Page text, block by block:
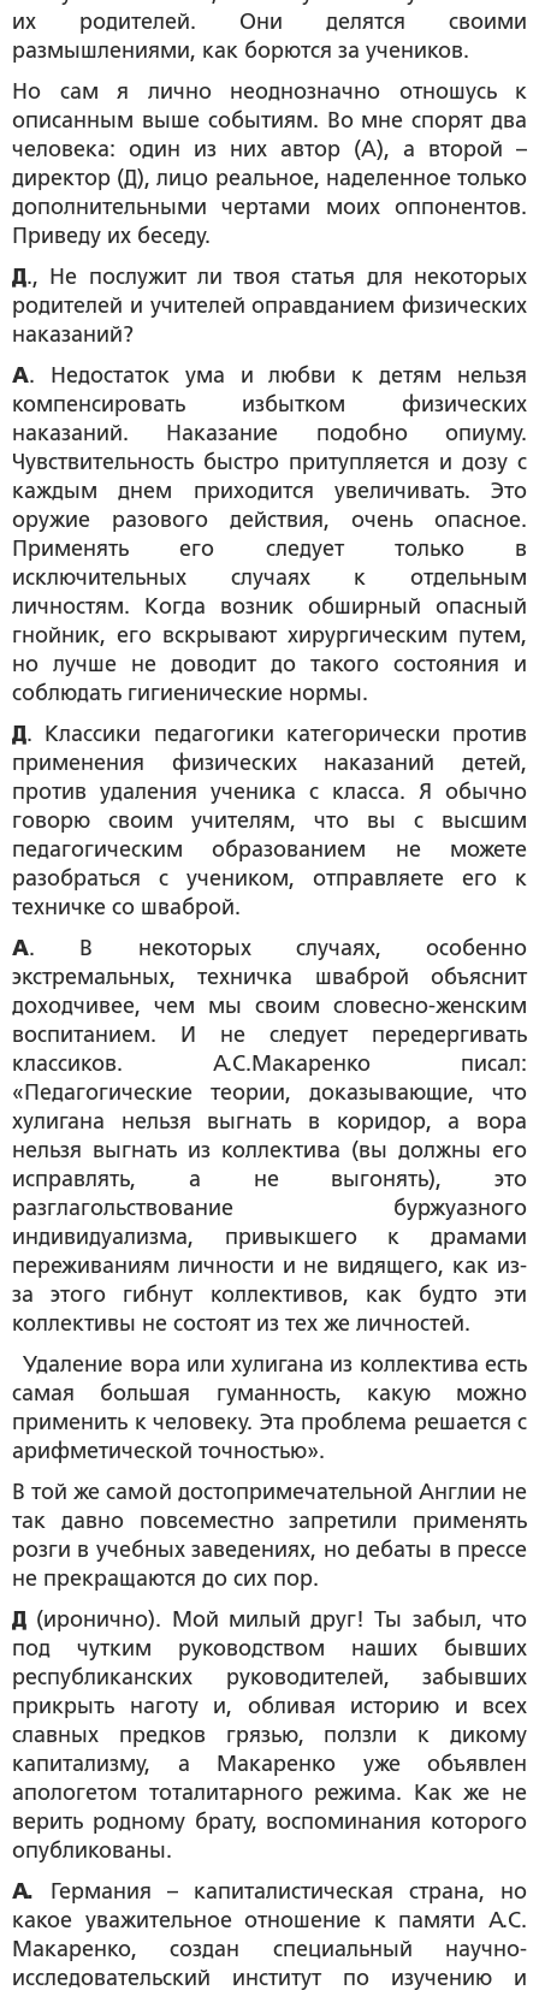
их родителей. Они делятся своими
размышлениями, как борются за учеников.
Но сам я лично неоднозначно отношусь к
описанным выше событиям. Во мне спорят два
человека: один из них автор (А), а второй –
директор (Д), лицо реальное, наделенное только
дополнительными чертами моих оппонентов.
Приведу их беседу.
Д., Не послужит ли твоя статья для некоторых
родителей и учителей оправданием физических
наказаний?
А. Недостаток ума и любви к детям нельзя
компенсировать избытком физических
наказаний. Наказание подобно опиуму.
Чувствительность быстро притупляется и дозу с
каждым днем приходится увеличивать. Это
оружие разового действия, очень опасное.
Применять его следует только в
исключительных случаях к отдельным
личностям. Когда возник обширный опасный
гнойник, его вскрывают хирургическим путем,
но лучше не доводит до такого состояния и
соблюдать гигиенические нормы.
Д. Классики педагогики категорически против
применения физических наказаний детей,
против удаления ученика с класса. Я обычно
говорю своим учителям, что вы с высшим
педагогическим образованием не можете
разобраться с учеником, отправляете его к
техничке со шваброй.
А. В некоторых случаях, особенно
экстремальных, техничка шваброй объяснит
доходчивее, чем мы своим словесно-женским
воспитанием. И не следует передергивать
классиков. А.С.Макаренко писал:
«Педагогические теории, доказывающие, что
хулигана нельзя выгнать в коридор, а вора
нельзя выгнать из коллектива (вы должны его
исправлять, а не выгонять), это
разглагольствование буржуазного
индивидуализма, привыкшего к драмами
переживаниям личности и не видящего, как из-
за этого гибнут коллективов, как будто эти
коллективы не состоят из тех же личностей.
Удаление вора или хулигана из коллектива есть
самая большая гуманность, какую можно
применить к человеку. Эта проблема решается с
арифметической точностью».
В той же самой достопримечательной Англии не
так давно повсеместно запретили применять
розги в учебных заведениях, но дебаты в прессе
не прекращаются до сих пор.
Д (иронично). Мой милый друг! Ты забыл, что
под чутким руководством наших бывших
республиканских руководителей, забывших
прикрыть наготу и, обливая историю и всех
славных предков грязью, ползли к дикому
капитализму, а Макаренко уже объявлен
апологетом тоталитарного режима. Как же не
верить родному брату, воспоминания которого
опубликованы.
А.
Германия – капиталистическая страна, но
какое уважительное отношение к памяти А.С.
Макаренко, создан специальный научно-
исследовательский институт по изучению и